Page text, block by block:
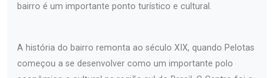
bairro é um importante ponto turístico e cultural.
A história do bairro remonta ao século XIX, quando Pelotas
começou a se desenvolver como um importante polo